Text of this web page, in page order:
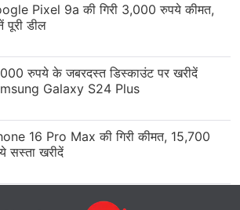
Pixel 9a की गिरी 3,000 रुपये कीमत,
पूरी डील
रुपये के जबरदस्त डिस्काउंट पर खरीदें
Galaxy S24 Plus
16 Pro Max की गिरी कीमत, 15,700
सस्ता खरीदें